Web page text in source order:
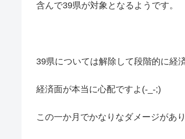
含んで39県が対象となるようです。
39県については解除して段階的に経
経済面が本当に心配ですよ(-_-;)
この一か月でかなりなダメージがあ